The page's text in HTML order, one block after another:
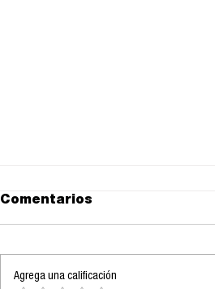
Comentarios
Agrega una calificación